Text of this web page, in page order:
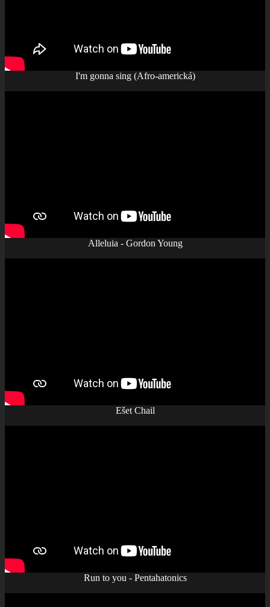
I'm gonna sing (Afro-americká)
Alleluia - Gordon Young
Ešet Chail
Run to you - Pentahatonics